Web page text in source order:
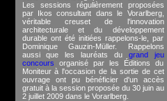
Les sessions régulièrement proposées
par Ikos consultant dans le Vorarlberg,
véritable creuset de l'innovation
architecturale et du développement
durable ont été initiées rappelons-le, par
Dominique Gauzin-Müller. Rappelons
aussi que les lauréats du grand jeu
concours organisé par les Éditions du
Moniteur à l'occasion de la sortie de cet
ouvrage ont pu bénéficier d'un accès
gratuit à la session proposée du 30 juin au
2 juillet 2009 dans le Vorarlberg.